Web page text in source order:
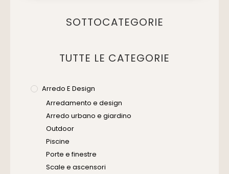
SOTTOCATEGORIE
TUTTE LE CATEGORIE
Arredo E Design
Arredamento e design
Arredo urbano e giardino
Outdoor
Piscine
Porte e finestre
Scale e ascensori